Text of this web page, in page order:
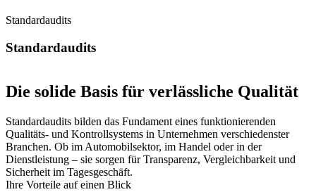
Standardaudits
Standardaudits
Die solide Basis für verlässliche Qualität
Standardaudits bilden das Fundament eines funktionierenden
Qualitäts- und Kontrollsystems in Unternehmen verschiedenster
Branchen. Ob im Automobilsektor, im Handel oder in der
Dienstleistung – sie sorgen für Transparenz, Vergleichbarkeit und
Sicherheit im Tagesgeschäft.
Ihre Vorteile auf einen Blick